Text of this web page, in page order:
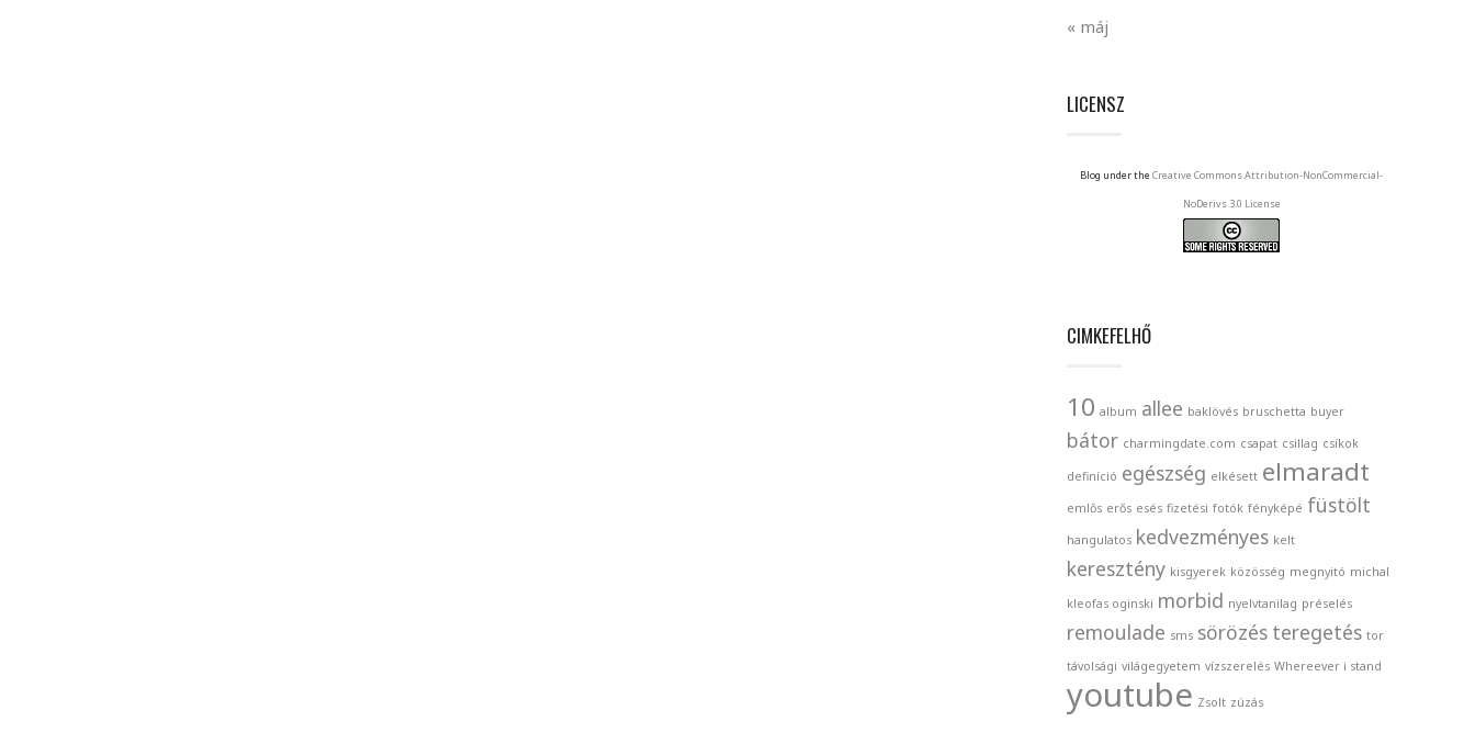
« máj
LICENSZ
Blog under the Creative Commons Attribution-NonCommercial-
NoDerivs 3.0 License
CIMKEFELHŐ
10 album allee baklövés bruschetta buyer
bátor charmingdate.com csapat csillag csíkok
definíció egészség elkésett elmaradt
emlős erős esés fizetési fotók fényképé füstölt
hangulatos kedvezményes kelt
keresztény kisgyerek közösség megnyitó michal
kleofas oginski morbid nyelvtanilag préselés
remoulade sms sörözés teregetés tor
távolsági világegyetem vízszerelés Whereever i stand
youtube Zsolt zúzás